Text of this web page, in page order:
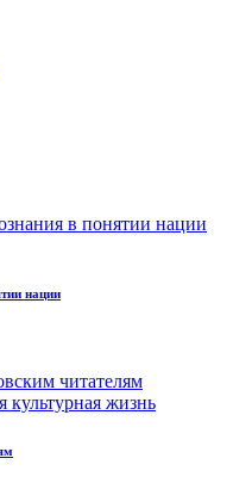
нации
культурная жизнь